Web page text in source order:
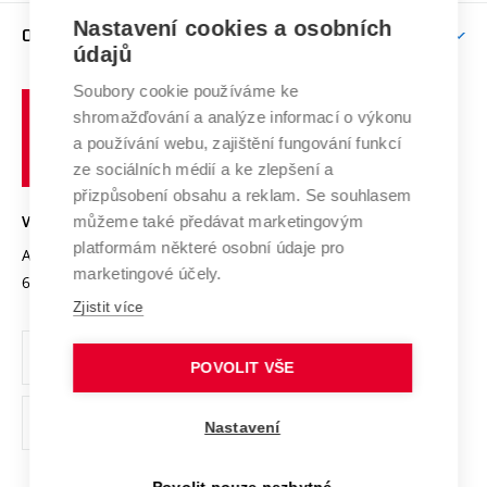
E-přihláška
Doktorské studium
Podpora podnikání
Mezinárodní vědecká rada
Systém zajišťování kvality výzkumu
Výzkumné infrastruktury
Transfer znalostí
Open Science
Projekty
Projekty ze strukturálních fondů
Specifický výzkum
Firemní spolupráce
Zahraniční spolupráce
Spolupráce se školami
Mezinárodní dohody
Univerzitní sítě
O UNIVERZITĚ
Profil univerzity
Udržitelná univerzita
Podnikavá univerzita / ContriBUTe
Bezpečná univerzita
Vyznamenání
Organizační struktura
Ochrana osobních údajů
odkaz)
učení
technické
Brně
VYSOKÉ UČENÍ TECHNICKÉ V BRNĚ
Antonínská 548/1
602 00 Brno
www.vut.cz
vut@vutbr.cz
Nastavení cookies a osobních
údajů
Soubory cookie používáme ke
shromažďování a analýze informací o výkonu
a používání webu, zajištění fungování funkcí
ze sociálních médií a ke zlepšení a
přizpůsobení obsahu a reklam. Se souhlasem
můžeme také předávat marketingovým
platformám některé osobní údaje pro
marketingové účely.
Zjistit více
POVOLIT VŠE
Nastavení